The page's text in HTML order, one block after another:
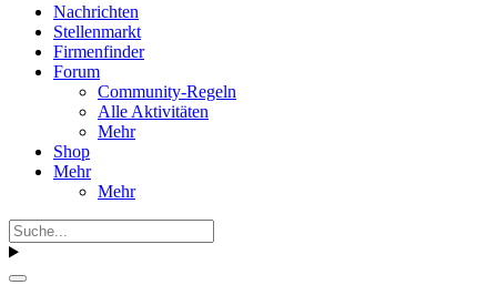
Nachrichten
Stellenmarkt
Firmenfinder
Forum
Community-Regeln
Alle Aktivitäten
Mehr
Shop
Mehr
Mehr